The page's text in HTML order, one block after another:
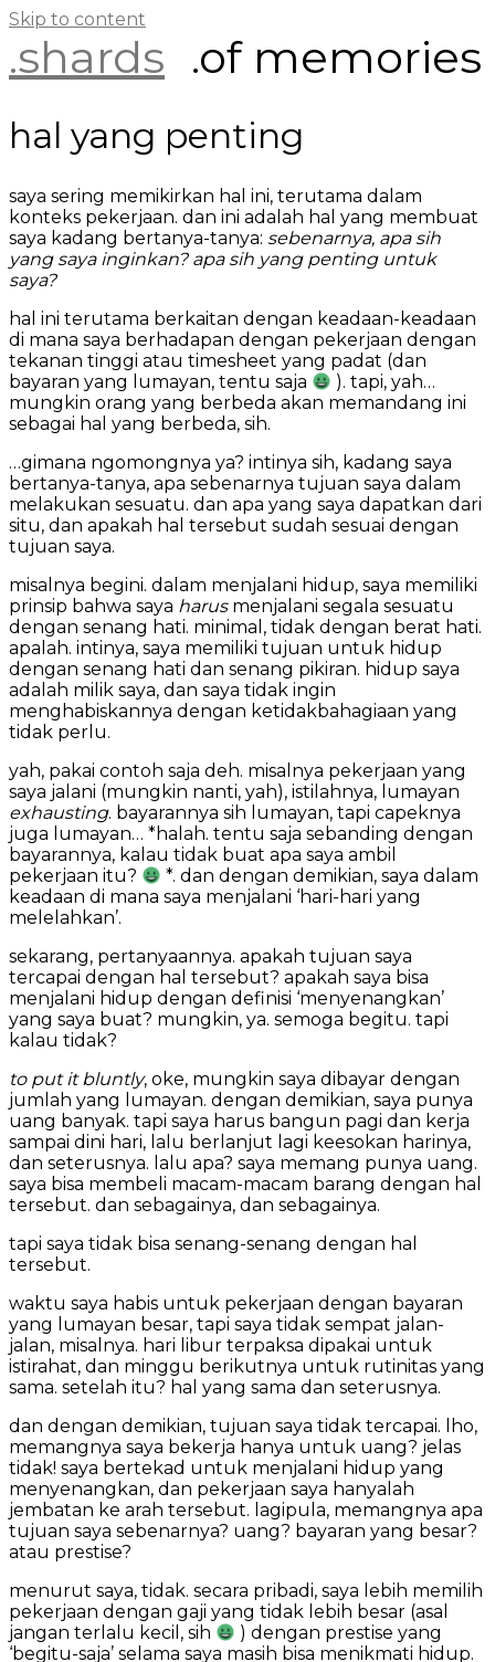
Skip to content
.shards .of memories
hal yang penting
saya sering memikirkan hal ini, terutama dalam
konteks pekerjaan. dan ini adalah hal yang membuat
saya kadang bertanya-tanya: sebenarnya, apa sih
yang saya inginkan? apa sih yang penting untuk
saya?
hal ini terutama berkaitan dengan keadaan-keadaan
di mana saya berhadapan dengan pekerjaan dengan
tekanan tinggi atau timesheet yang padat (dan
bayaran yang lumayan, tentu saja
). tapi, yah…
mungkin orang yang berbeda akan memandang ini
sebagai hal yang berbeda, sih.
…gimana ngomongnya ya? intinya sih, kadang saya
bertanya-tanya, apa sebenarnya tujuan saya dalam
melakukan sesuatu. dan apa yang saya dapatkan dari
situ, dan apakah hal tersebut sudah sesuai dengan
tujuan saya.
misalnya begini. dalam menjalani hidup, saya memiliki
prinsip bahwa saya harusmenjalani segala sesuatu
dengan senang hati. minimal, tidak dengan berat hati.
apalah. intinya, saya memiliki tujuan untuk hidup
dengan senang hati dan senang pikiran. hidup saya
adalah milik saya, dan saya tidak ingin
menghabiskannya dengan ketidakbahagiaan yang
tidak perlu.
yah, pakai contoh saja deh. misalnya pekerjaan yang
saya jalani (mungkin nanti, yah), istilahnya, lumayan
exhausting. bayarannya sih lumayan, tapi capeknya
juga lumayan… *halah. tentu saja sebanding dengan
bayarannya, kalau tidak buat apa saya ambil
pekerjaan itu?
*. dan dengan demikian, saya dalam
keadaan di mana saya menjalani ‘hari-hari yang
melelahkan’.
sekarang, pertanyaannya. apakah tujuan saya
tercapai dengan hal tersebut? apakah saya bisa
menjalani hidup dengan definisi ‘menyenangkan’
yang saya buat? mungkin, ya. semoga begitu. tapi
kalau tidak?
to put it bluntly, oke, mungkin saya dibayar dengan
jumlah yang lumayan. dengan demikian, saya punya
uang banyak. tapi saya harus bangun pagi dan kerja
sampai dini hari, lalu berlanjut lagi keesokan harinya,
dan seterusnya. lalu apa? saya memang punya uang.
saya bisa membeli macam-macam barang dengan hal
tersebut. dan sebagainya, dan sebagainya.
tapi saya tidak bisa senang-senang dengan hal
tersebut.
waktu saya habis untuk pekerjaan dengan bayaran
yang lumayan besar, tapi saya tidak sempat jalan-
jalan, misalnya. hari libur terpaksa dipakai untuk
istirahat, dan minggu berikutnya untuk rutinitas yang
sama. setelah itu? hal yang sama dan seterusnya.
dan dengan demikian, tujuan saya tidak tercapai. lho,
memangnya saya bekerja hanya untuk uang? jelas
tidak! saya bertekad untuk menjalani hidup yang
menyenangkan, dan pekerjaan saya hanyalah
jembatan ke arah tersebut. lagipula, memangnya apa
tujuan saya sebenarnya? uang? bayaran yang besar?
atau prestise?
menurut saya, tidak. secara pribadi, saya lebih memilih
pekerjaan dengan gaji yang tidak lebih besar (asal
jangan terlalu kecil, sih
) dengan prestise yang
‘begitu-saja’ selama saya masih bisa menikmati hidup.